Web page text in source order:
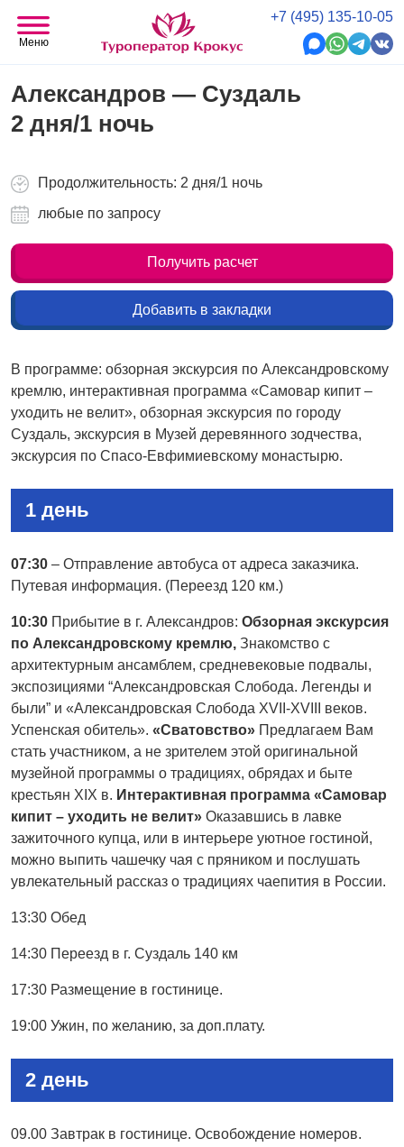
+7 (495) 135-10-05
Меню
Александров — Суздаль
2 дня/1 ночь
Продолжительность: 2 дня/1 ночь
любые по запросу
Получить расчет
Добавить в закладки
В программе: обзорная экскурсия по Александровскому
кремлю, интерактивная программа «Самовар кипит –
уходить не велит», обзорная экскурсия по городу
Суздаль, экскурсия в Музей деревянного зодчества,
экскурсия по Спасо-Евфимиевскому монастырю.
1 день
07:30 – Отправление автобуса от адреса заказчика.
Путевая информация. (Переезд 120 км.)
10:30 Прибытие в г. Александров: Обзорная экскурсия
по Александровскому кремлю, Знакомство с
архитектурным ансамблем, средневековые подвалы,
экспозициями “Александровская Слобода. Легенды и
были” и «Александровская Слобода XVII-XVIII веков.
Успенская обитель». «Сватовство» Предлагаем Вам
стать участником, а не зрителем этой оригинальной
музейной программы о традициях, обрядах и быте
крестьян XIX в. Интерактивная программа «Самовар
кипит – уходить не велит» Оказавшись в лавке
зажиточного купца, или в интерьере уютное гостиной,
можно выпить чашечку чая с пряником и послушать
увлекательный рассказ о традициях чаепития в России.
13:30 Обед
14:30 Переезд в г. Суздаль 140 км
17:30 Размещение в гостинице.
19:00 Ужин, по желанию, за доп.плату.
2 день
09.00 Завтрак в гостинице. Освобождение номеров.